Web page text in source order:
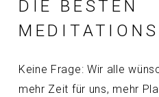
DIE BESTEN
Keine Frage: Wir alle
mehr Zeit für uns, mehr